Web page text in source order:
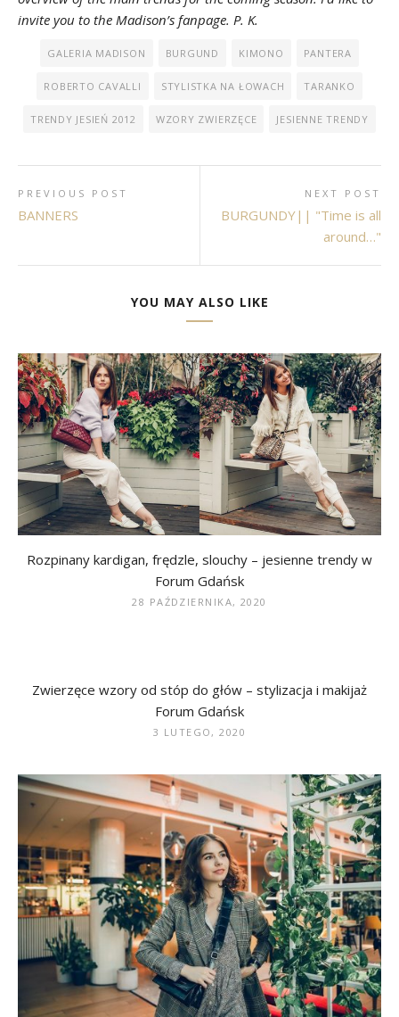
invite you to the Madison’s fanpage. P. K.
GALERIA MADISON BURGUND KIMONO PANTERA
ROBERTO CAVALLI STYLISTKA NA ŁOWACH TARANKO
TRENDY JESIEŃ 2012 WZORY ZWIERZĘCE JESIENNE TRENDY
PREVIOUS POST
BANNERS
NEXT POST
BURGUNDY|| "Time is all
around…"
YOU MAY ALSO LIKE
Rozpinany kardigan, frędzle, slouchy – jesienne trendy w
Forum Gdańsk
28 PAŹDZIERNIKA, 2020
Zwierzęce wzory od stóp do głów – stylizacja i makijaż
Forum Gdańsk
3 LUTEGO, 2020